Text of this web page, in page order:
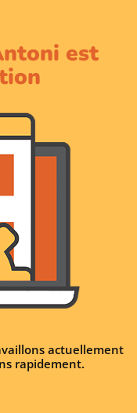
est
actuellement
rapidement.